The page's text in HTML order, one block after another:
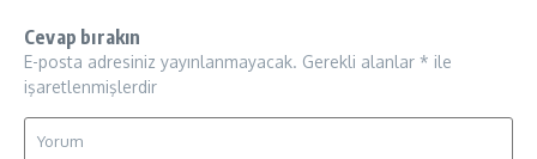
Cevap bırakın
E-posta adresiniz yayınlanmayacak. Gerekli alanlar * ile
işaretlenmişlerdir